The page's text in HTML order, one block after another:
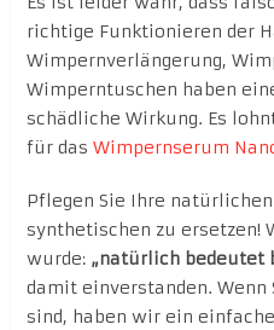
richtige Funktionieren der
Wimpernverlängerung,
Wimperntuschen haben
schädliche Wirkung. Es
für das Wimpernserum
Pflegen Sie Ihre
synthetischen zu ersetzen!
wurde: „natürlich bedeutet
damit einverstanden.
sind, haben wir ein